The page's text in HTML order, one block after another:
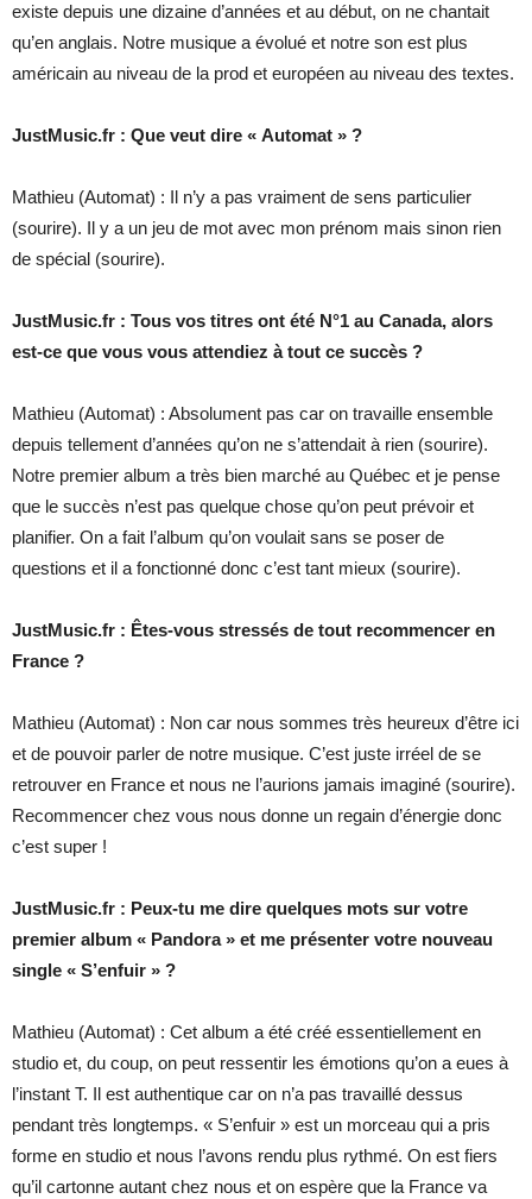
existe depuis une dizaine d’années et au début, on ne chantait
qu’en anglais. Notre musique a évolué et notre son est plus
américain au niveau de la prod et européen au niveau des textes.
JustMusic.fr : Que veut dire « Automat » ?
Mathieu (Automat) : Il n’y a pas vraiment de sens particulier
(sourire). Il y a un jeu de mot avec mon prénom mais sinon rien
de spécial (sourire).
JustMusic.fr : Tous vos titres ont été N°1 au Canada, alors
est-ce que vous vous attendiez à tout ce succès ?
Mathieu (Automat) : Absolument pas car on travaille ensemble
depuis tellement d’années qu’on ne s’attendait à rien (sourire).
Notre premier album a très bien marché au Québec et je pense
que le succès n’est pas quelque chose qu’on peut prévoir et
planifier. On a fait l’album qu’on voulait sans se poser de
questions et il a fonctionné donc c’est tant mieux (sourire).
JustMusic.fr : Êtes-vous stressés de tout recommencer en
France ?
Mathieu (Automat) : Non car nous sommes très heureux d’être ici
et de pouvoir parler de notre musique. C’est juste irréel de se
retrouver en France et nous ne l’aurions jamais imaginé (sourire).
Recommencer chez vous nous donne un regain d’énergie donc
c’est super !
JustMusic.fr : Peux-tu me dire quelques mots sur votre
premier album « Pandora » et me présenter votre nouveau
single « S’enfuir » ?
Mathieu (Automat) : Cet album a été créé essentiellement en
studio et, du coup, on peut ressentir les émotions qu’on a eues à
l’instant T. Il est authentique car on n’a pas travaillé dessus
pendant très longtemps. « S’enfuir » est un morceau qui a pris
forme en studio et nous l’avons rendu plus rythmé. On est fiers
qu’il cartonne autant chez nous et on espère que la France va